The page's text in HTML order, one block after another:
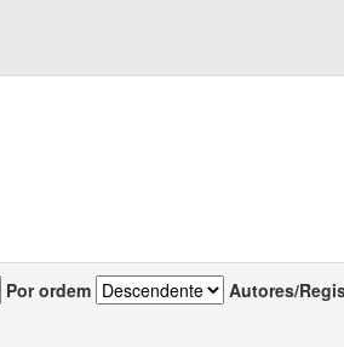
Por ordem Autores/